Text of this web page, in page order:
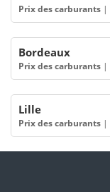
Prix des carburants |
Bordeaux
Prix des carburants |
Lille
Prix des carburants |